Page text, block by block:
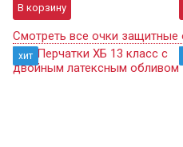
В корзину
Смотреть все очки защитные
хит